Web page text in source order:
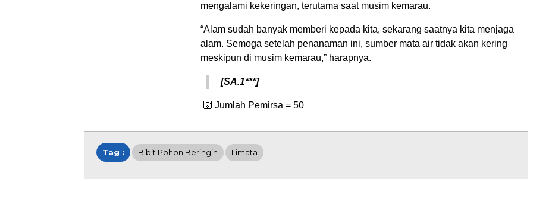
mengalami kekeringan, terutama saat musim kemarau.
“Alam sudah banyak memberi kepada kita, sekarang saatnya kita menjaga
alam. Semoga setelah penanaman ini, sumber mata air tidak akan kering
meskipun di musim kemarau,” harapnya.
[SA.1***]
🛜 Jumlah Pemirsa = 50
Tag : Bibit Pohon Beringin Limata